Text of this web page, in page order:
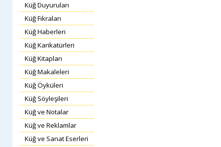
Küğ Duyuruları
Küğ Fıkraları
Küğ Haberleri
Küğ Karikatürleri
Küğ Kitapları
Küğ Makaleleri
Küğ Öyküleri
Küğ Söyleşileri
Küğ ve Notalar
Küğ ve Reklamlar
Küğ ve Sanat Eserleri